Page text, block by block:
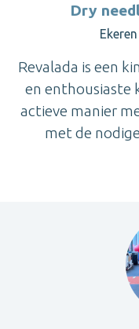
Dry
Revalada is een
en enthousiaste
actieve manier
met de